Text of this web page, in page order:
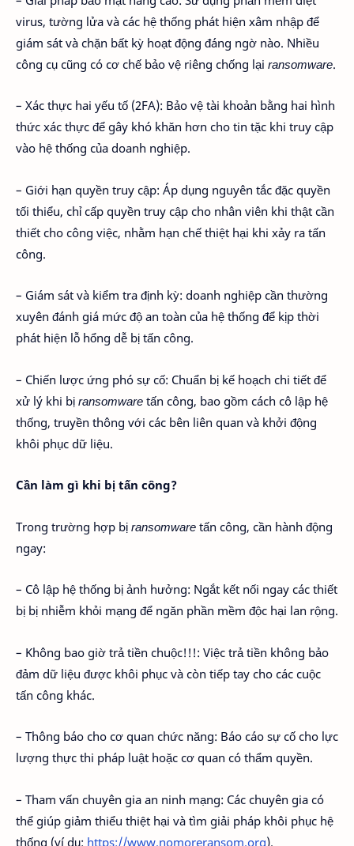
virus, tường lửa và các hệ thống phát hiện xâm nhập để
giám sát và chặn bất kỳ hoạt động đáng ngờ nào. Nhiều
công cụ cũng có cơ chế bảo vệ riêng chống lại ransomware.
– Xác thực hai yếu tố (2FA): Bảo vệ tài khoản bằng hai hình
thức xác thực để gây khó khăn hơn cho tin tặc khi truy cập
vào hệ thống của doanh nghiệp.
– Giới hạn quyền truy cập: Áp dụng nguyên tắc đặc quyền
tối thiểu, chỉ cấp quyền truy cập cho nhân viên khi thật cần
thiết cho công việc, nhằm hạn chế thiệt hại khi xảy ra tấn
công.
– Giám sát và kiểm tra định kỳ: doanh nghiệp cần thường
xuyên đánh giá mức độ an toàn của hệ thống để kịp thời
phát hiện lỗ hổng dễ bị tấn công.
– Chiến lược ứng phó sự cố: Chuẩn bị kế hoạch chi tiết để
xử lý khi bị ransomware tấn công, bao gồm cách cô lập hệ
thống, truyền thông với các bên liên quan và khởi động
khôi phục dữ liệu.
Cần làm gì khi bị tấn công?
Trong trường hợp bị ransomware tấn công, cần hành động
ngay:
– Cô lập hệ thống bị ảnh hưởng: Ngắt kết nối ngay các thiết
bị bị nhiễm khỏi mạng để ngăn phần mềm độc hại lan rộng.
– Không bao giờ trả tiền chuộc!!!: Việc trả tiền không bảo
đảm dữ liệu được khôi phục và còn tiếp tay cho các cuộc
tấn công khác.
– Thông báo cho cơ quan chức năng: Báo cáo sự cố cho lực
lượng thực thi pháp luật hoặc cơ quan có thẩm quyền.
– Tham vấn chuyên gia an ninh mạng: Các chuyên gia có
thể giúp giảm thiểu thiệt hại và tìm giải pháp khôi phục hệ
thống (ví dụ: https://www.nomoreransom.org).